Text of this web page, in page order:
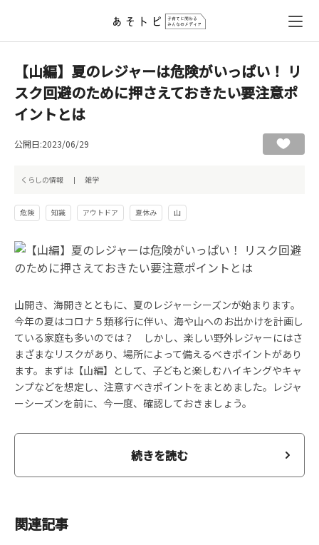
【山編】夏のレジャーは危険がいっぱい！ リ
スク回避のために押さえておきたい要注意ポ
イントとは
公開日:2023/06/29
くらしの情報 雑学
危険 知識 アウトドア 夏休み 山
山開き、海開きとともに、夏のレジャーシーズンが始まります。
今年の夏はコロナ５類移行に伴い、海や山へのお出かけを計画し
ている家庭も多いのでは？ しかし、楽しい野外レジャーにはさ
まざまなリスクがあり、場所によって備えるべきポイントがあり
ます。まずは【山編】として、子どもと楽しむハイキングやキャ
ンプなどを想定し、注意すべきポイントをまとめました。レジャ
ーシーズンを前に、今一度、確認しておきましょう。
続きを読む
関連記事